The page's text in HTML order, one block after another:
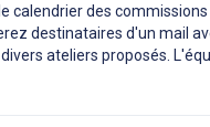
calendrier des
destinataires d'un mail
ateliers proposés.